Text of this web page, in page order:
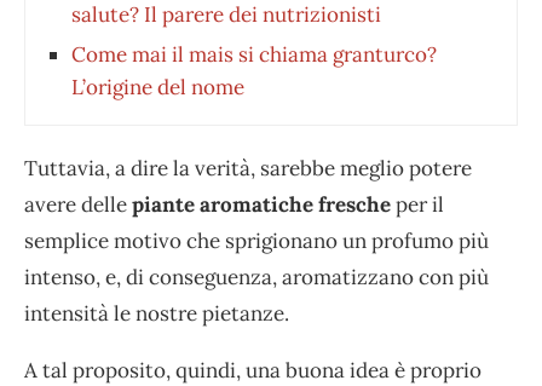
salute? Il parere dei nutrizionisti
Come mai il mais si chiama granturco?
L’origine del nome
Tuttavia, a dire la verità, sarebbe meglio potere
avere dellepiante aromatiche frescheper il
semplice motivo che sprigionano un profumo più
intenso, e, di conseguenza, aromatizzano con più
intensità le nostre pietanze.
A tal proposito, quindi, una buona idea è proprio